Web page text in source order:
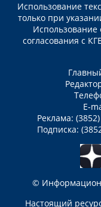
Использование
только при
Использование
согласования с
E-
Реклама:
Подписка:
©
Настоящий